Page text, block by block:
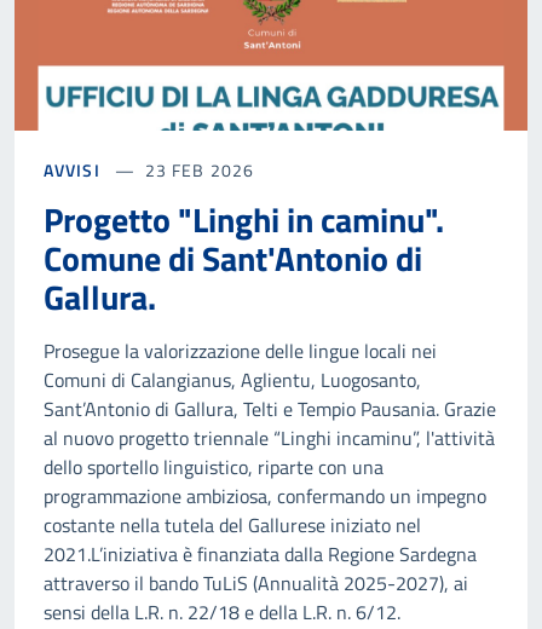
AVVISI 23 FEB 2026
Progetto "Linghi in caminu".
Comune di Sant'Antonio di
Gallura.
Prosegue la valorizzazione delle lingue locali nei
Comuni di Calangianus, Aglientu, Luogosanto,
Sant’Antonio di Gallura, Telti e Tempio Pausania. Grazie
al nuovo progetto triennale “Linghi incaminu”, l'attività
dello sportello linguistico, riparte con una
programmazione ambiziosa, confermando un impegno
costante nella tutela del Gallurese iniziato nel
2021.L’iniziativa è finanziata dalla Regione Sardegna
attraverso il bando TuLiS (Annualità 2025-2027), ai
sensi della L.R. n. 22/18 e della L.R. n. 6/12.